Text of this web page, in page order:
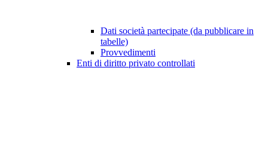
Dati società partecipate (da pubblicare in
tabelle)
Provvedimenti
Enti di diritto privato controllati